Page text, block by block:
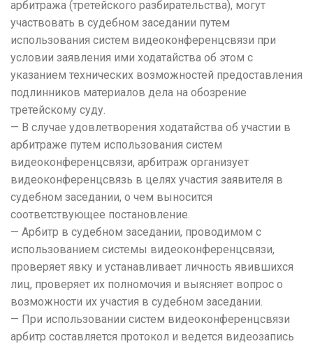
арбитража (третейского разбирательства), могут
участвовать в судебном заседании путем
использования систем видеоконференцсвязи при
условии заявления ими ходатайства об этом с
указанием технических возможностей предоставления
подлинников материалов дела на обозрение
третейскому суду.
— В случае удовлетворения ходатайства об участии в
арбитраже путем использования систем
видеоконференцсвязи, арбитраж организует
видеоконференцсвязь в целях участия заявителя в
судебном заседании, о чем выносится
соответствующее постановление.
— Арбитр в судебном заседании, проводимом с
использованием системы видеоконференцсвязи,
проверяет явку и устанавливает личность явившихся
лиц, проверяет их полномочия и выясняет вопрос о
возможности их участия в судебном заседании.
— При использовании систем видеоконференцсвязи
арбитр составляется протокол и ведется видеозапись